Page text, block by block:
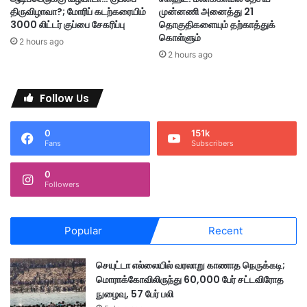
ட
வ
க
கி
ன
திருவிழாவா?; மோரிப் கடற்கரையிம்
3000 லிட்டர் குப்பை சேகரிப்பு
2 hours ago
முன்னணி அனைத்து 21
தொகுதிகளையும் தற்காத்துக்
கொள்ளும்
2 hours ago
Follow Us
0
Fans
151k
Subscribers
0
Followers
Popular Recent
செயுட்டா எல்லையில் வரலாறு காணாத நெருக்கடி;
மொராக்கோவிலிருந்து 60,000 பேர் சட்டவிரோத
நுழைவு, 57 பேர் பலி